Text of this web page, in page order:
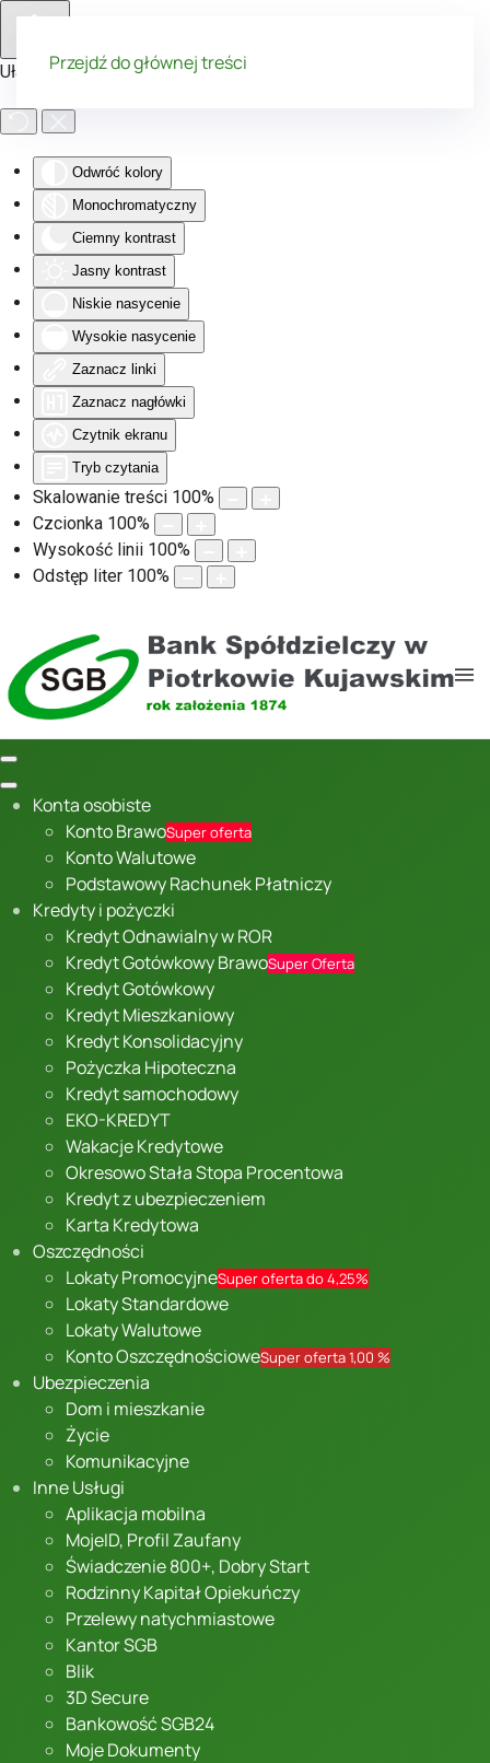
Ułatwienia dostępu
Odwróć kolory
Monochromatyczny
Ciemny kontrast
Jasny kontrast
Niskie nasycenie
Wysokie nasycenie
Zaznacz linki
Zaznacz nagłówki
Czytnik ekranu
Tryb czytania
Skalowanie treści 100%
Czcionka 100%
Wysokość linii 100%
Odstęp liter 100%
Przejdź do głównej treści
Konta osobiste
Konto BrawoSuper oferta
Konto Walutowe
Podstawowy Rachunek Płatniczy
Kredyty i pożyczki
Kredyt Odnawialny w ROR
Kredyt Gotówkowy BrawoSuper Oferta
Kredyt Gotówkowy
Kredyt Mieszkaniowy
Kredyt Konsolidacyjny
Pożyczka Hipoteczna
Kredyt samochodowy
EKO-KREDYT
Wakacje Kredytowe
Okresowo Stała Stopa Procentowa
Kredyt z ubezpieczeniem
Karta Kredytowa
Oszczędności
Lokaty PromocyjneSuper oferta do 4,25%
Lokaty Standardowe
Lokaty Walutowe
Konto OszczędnościoweSuper oferta 1,00 %
Ubezpieczenia
Dom i mieszkanie
Życie
Komunikacyjne
Inne Usługi
Aplikacja mobilna
MojeID, Profil Zaufany
Świadczenie 800+, Dobry Start
Rodzinny Kapitał Opiekuńczy
Przelewy natychmiastowe
Kantor SGB
Blik
3D Secure
Bankowość SGB24
Moje Dokumenty